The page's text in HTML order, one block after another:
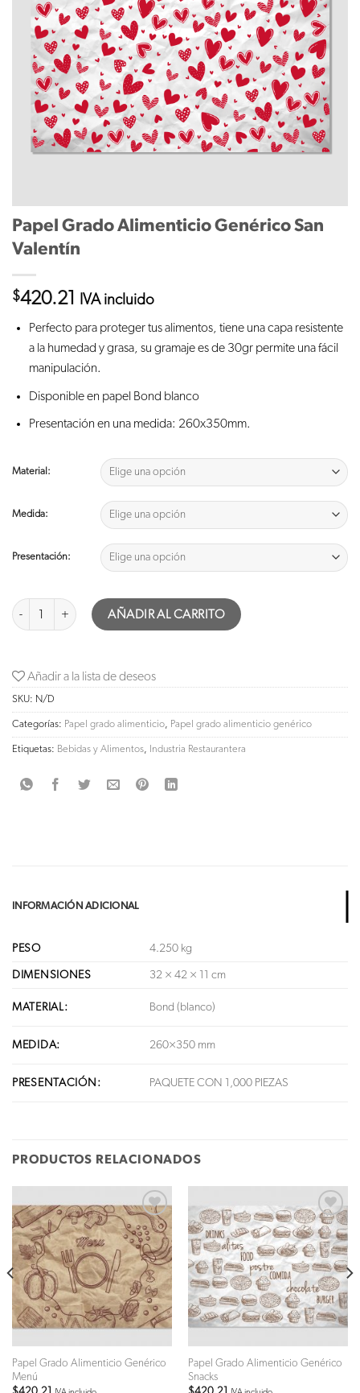
Papel Grado Alimenticio Genérico San
Valentín
$420.21 IVA incluido
Perfecto para proteger tus alimentos, tiene una capa resistente
a la humedad y grasa, su gramaje es de 30gr permite una fácil
manipulación.
Disponible en papel Bond blanco
Presentación en una medida: 260x350mm.
Material:
Medida:
Presentación:
Papel Grado Alimenticio Genérico San Valentín cantidad
AÑADIR AL CARRITO
Añadir a la lista de deseos
SKU: N/D
Categorías: Papel grado alimenticio, Papel grado alimenticio genérico
Etiquetas: Bebidas y Alimentos, Industria Restaurantera
INFORMACIÓN ADICIONAL
PESO 4.250 kg
DIMENSIONES 32 × 42 × 11 cm
MATERIAL: Bond (blanco)
MEDIDA: 260×350 mm
PRESENTACIÓN: PAQUETE CON 1,000 PIEZAS
PRODUCTOS RELACIONADOS
Añadir
a la lista
de
deseos
Papel Grado Alimenticio Genérico
Menú
Añadir
a la lista
de
deseos
Papel Grado Alimenticio Genérico
Snacks